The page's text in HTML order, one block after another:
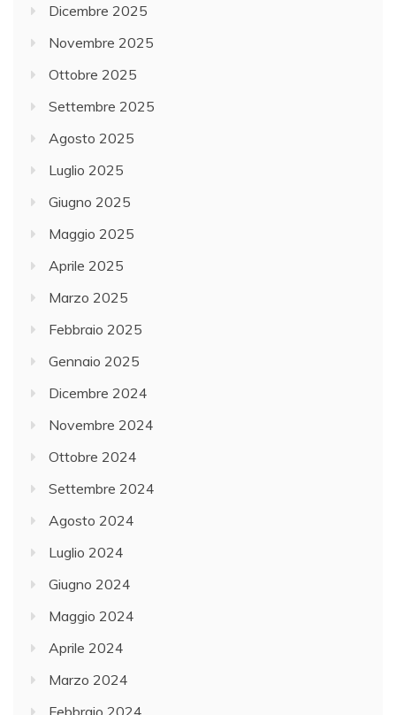
Dicembre 2025
Novembre 2025
Ottobre 2025
Settembre 2025
Agosto 2025
Luglio 2025
Giugno 2025
Maggio 2025
Aprile 2025
Marzo 2025
Febbraio 2025
Gennaio 2025
Dicembre 2024
Novembre 2024
Ottobre 2024
Settembre 2024
Agosto 2024
Luglio 2024
Giugno 2024
Maggio 2024
Aprile 2024
Marzo 2024
Febbraio 2024